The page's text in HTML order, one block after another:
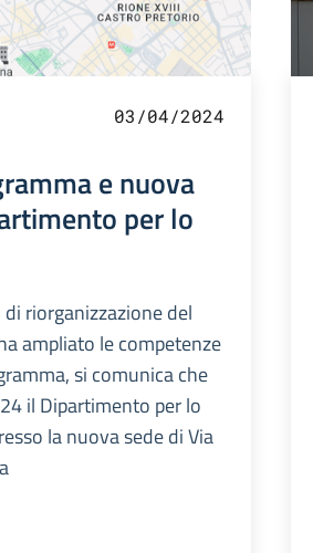
03/04/2024
e nuova
per lo
riorganizzazione del
ampliato le competenze
si comunica che
il Dipartimento per lo
la nuova sede di Via